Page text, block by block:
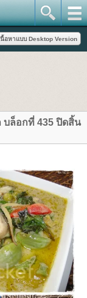
บล็อกที่ 435 ปิดสิ้น